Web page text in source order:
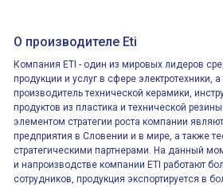
О производителе Eti
Компания ETI - один из мировых лидеров
продукции и услуг в сфере электротехники,
производитель технической керамики,
продуктов из пластика и технической
элементом стратегии роста компании
предприятия в Словении и в мире, а также
стратегическими партнерами. На данный
и напроизводстве компании ETI работают
сотрудников, продукция экспортируется в